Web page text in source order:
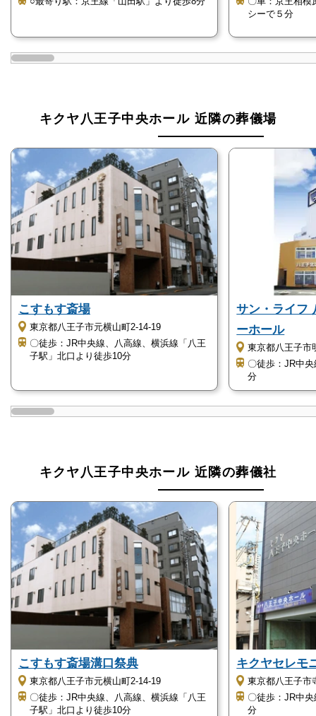
キクヤ八王子中央ホールは複数のプランから選
族葬などさまざまな葬儀プランが用意されています。
キクヤ八王子中央ホールはエンゼルケア・湯か
んに対応しています
キクヤ八王子中央ホールでは、エンゼルケアや湯かん
にも対応しています。
遺体の防腐処置、詰め物処置、着衣、納棺を女性スタ
ッフが丁寧に施します。
キクヤ八王子中央ホールは和菊の会への入会で
キクヤ八王子中央ホールでは「和菊の会」に入会する
ことで、さまざまな特典を受けることができます。
「和菊の会」には、以下の特典があります。
お仏壇の特別割引
キクヤ八王子中央ホールは全宗派対応していま
す
キクヤ八王子中央ホールでは、宗教宗派を問わず、ど
なたでも安心してご利用いただけます。
様々な宗派の仏教式だけで無く、神道やキリスト教に
も対応していて、無宗教の葬儀やお別れ会、音楽葬と
いった葬儀にも対応可能です。
故人様の生前の意向や、ご家族の意向なども率先して
対応することができます。
もし葬儀の行い方や宗教に関することなど、何か特殊
シーで５分
キクヤ八王子中央ホール 近隣の葬儀場
こすもす斎場
東京都八王子市元横⼭町2-14-19
〇徒歩：JR中央線、八高線、横浜線「八王
子駅」北口より徒歩10分
サン・ライフ
ーホール
東京都八王子市
〇徒歩：JR中
分
キクヤ八王子中央ホール 近隣の葬儀社
こすもす斎場溝口祭典
東京都八王子市元横山町2-14-19
〇徒歩：JR中央線、八高線、横浜線「八王
子駅」北口より徒歩10分
キクヤセレモ
東京都八王子市
〇徒歩：JR中
分